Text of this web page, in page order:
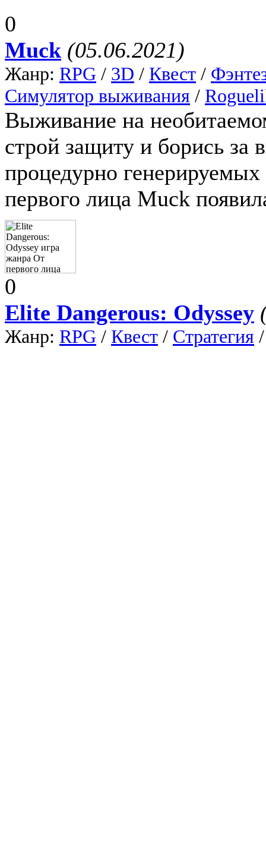
0
Muck (05.06.2021)
Жанр: RPG / 3D / Квест /
Симулятор выживания /
Выживание на
строй защиту и борись за
процедурно
первого лица Muck
0
Elite Dangerous: Odyssey
Жанр: RPG / Квест / Стратегия